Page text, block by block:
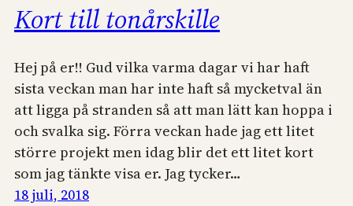
Kort till tonårskille
Hej på er!! Gud vilka varma dagar vi har haft
sista veckan man har inte haft så mycketval än
att ligga på stranden så att man lätt kan hoppa i
och svalka sig. Förra veckan hade jag ett litet
större projekt men idag blir det ett litet kort
som jag tänkte visa er. Jag tycker…
18 juli, 2018